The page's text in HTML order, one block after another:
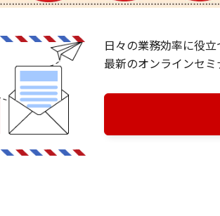
日々の業務効率に役
最新のオンラインセミ